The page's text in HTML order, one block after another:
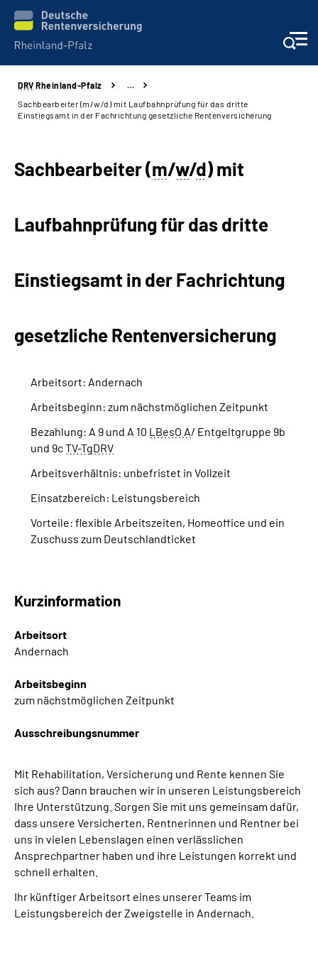
Unsere Leistungen
Online-Services
Über uns
Inhalte in Gebärdensprache (DGS)
Suche
Mein Kundenportal
DRV Rheinland-Pfalz
…
Sachbearbeiter (m/w/d) mit Laufbahnprüfung für das dritte
Einstiegsamt in der Fachrichtung gesetzliche Rentenversicherung
Sachbearbeiter (m/w/d) mit
Laufbahnprüfung für das dritte
Einstiegsamt in der Fachrichtung
gesetzliche Rentenversicherung
Arbeitsort: Andernach
Arbeitsbeginn: zum nächstmöglichen Zeitpunkt
Bezahlung: A 9 und A 10 LBesO A/ Entgeltgruppe 9b
und 9cTV-TgDRV
Arbeitsverhältnis: unbefristet in Vollzeit
Einsatzbereich: Leistungsbereich
Vorteile: flexible Arbeitszeiten, Homeoffice und ein
Zuschuss zum Deutschlandticket
Kurzinformation
Arbeitsort
Andernach
Arbeitsbeginn
zum nächstmöglichen Zeitpunkt
Ausschreibungsnummer
Mit Rehabilitation, Versicherung und Rente kennen Sie
sich aus? Dann brauchen wir in unseren Leistungsbereich
Ihre Unterstützung. Sorgen Sie mit uns gemeinsam dafür,
dass unsere Versicherten, Rentnerinnen und Rentner bei
uns in vielen Lebenslagen einen verlässlichen
Ansprechpartner haben und ihre Leistungen korrekt und
schnell erhalten.
Ihr künftiger Arbeitsort eines unserer Teams im
Leistungsbereich der Zweigstelle in Andernach.